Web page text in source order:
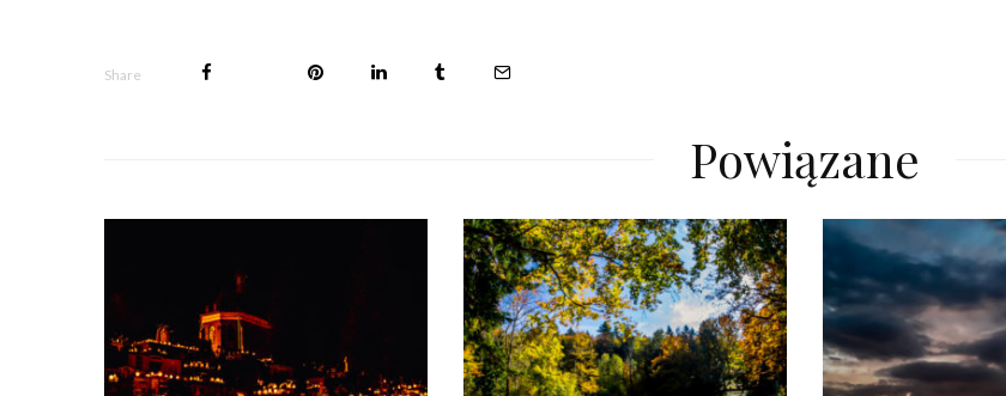
Share
Powiązane